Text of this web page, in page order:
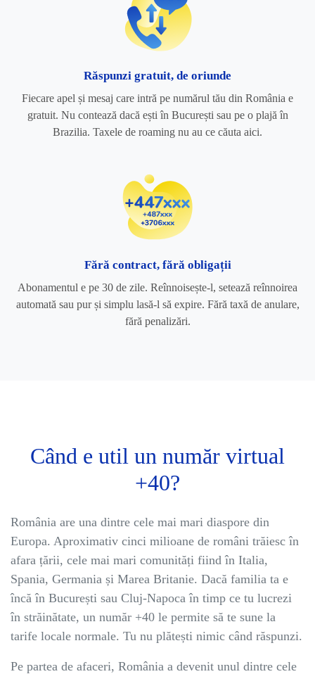
Răspunzi gratuit, de oriunde
Fiecare apel și mesaj care intră pe numărul tău din România e
gratuit. Nu contează dacă ești în București sau pe o plajă în
Brazilia. Taxele de roaming nu au ce căuta aici.
Fără contract, fără obligații
Abonamentul e pe 30 de zile. Reînnoisește-l, setează reînnoirea
automată sau pur și simplu lasă-l să expire. Fără taxă de anulare,
fără penalizări.
Când e util un număr virtual
+40?
România are una dintre cele mai mari diaspore din
Europa. Aproximativ cinci milioane de români trăiesc în
afara țării, cele mai mari comunități fiind în Italia,
Spania, Germania și Marea Britanie. Dacă familia ta e
încă în București sau Cluj-Napoca în timp ce tu lucrezi
în străinătate, un număr +40 le permite să te sune la
tarife locale normale. Tu nu plătești nimic când răspunzi.
Pe partea de afaceri, România a devenit unul dintre cele